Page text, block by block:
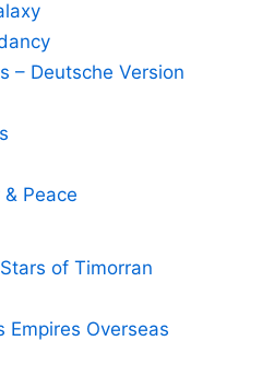
– Deutsche Version
Peace
of Timorran
Empires Overseas